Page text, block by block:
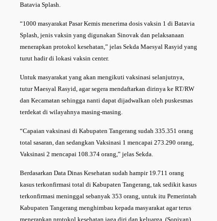
Batavia Splash.
“1000 masyarakat Pasar Kemis menerima dosis vaksin 1 di Batavia
Splash, jenis vaksin yang digunakan Sinovak dan pelaksanaan
menerapkan protokol kesehatan,” jelas Sekda Maesyal Rasyid yang
turut hadir di lokasi vaksin center.
Untuk masyarakat yang akan mengikuti vaksinasi selanjutnya,
tutur Maesyal Rasyid, agar segera mendaftarkan dirinya ke RT/RW
dan Kecamatan sehingga nanti dapat dijadwalkan oleh puskesmas
terdekat di wilayahnya masing-masing.
“Capaian vaksinasi di Kabupaten Tangerang sudah 335.351 orang
total sasaran, dan sedangkan Vaksinasi 1 mencapai 273.290 orang,
Vaksinasi 2 mencapai 108.374 orang,” jelas Sekda.
Berdasarkan Data Dinas Kesehatan sudah hampir 19.711 orang
kasus terkonfirmasi total di Kabupaten Tangerang, tak sedikit kasus
terkonfirmasi meninggal sebanyak 353 orang, untuk itu Pemerintah
Kabupaten Tangerang menghimbau kepada masyarakat agar terus
menerapkan protokol kesehatan jaga diri dan keluarga. (Sopiyan)